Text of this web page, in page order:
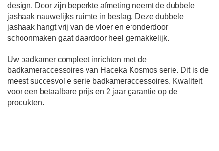
design. Door zijn beperkte afmeting neemt de dubbele
jashaak nauwelijks ruimte in beslag. Deze dubbele
jashaak hangt vrij van de vloer en eronderdoor
schoonmaken gaat daardoor heel gemakkelijk.
Uw badkamer compleet inrichten met de
badkameraccessoires van Haceka Kosmos serie. Dit is de
meest succesvolle serie badkameraccessoires. Kwaliteit
voor een betaalbare prijs en 2 jaar garantie op de
produkten.